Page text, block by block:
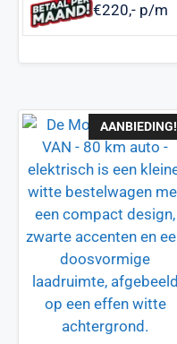
€220,- p/m
AANBIEDING!